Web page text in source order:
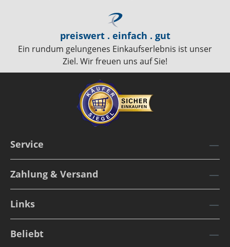
preiswert . einfach . gut
Ein rundum gelungenes Einkaufserlebnis ist unser
Ziel. Wir freuen uns auf Sie!
Service
Zahlung & Versand
Links
Beliebt